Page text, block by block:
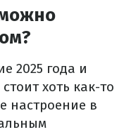
2025 года и
хоть как-то
настроение в